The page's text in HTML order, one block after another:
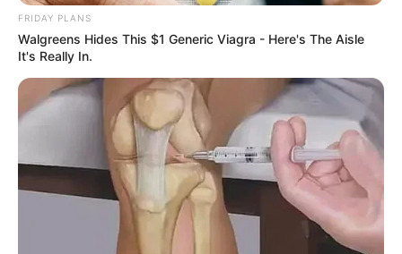
FRIDAY PLANS
Walgreens Hides This $1 Generic Viagra - Here's The Aisle
It's Really In.